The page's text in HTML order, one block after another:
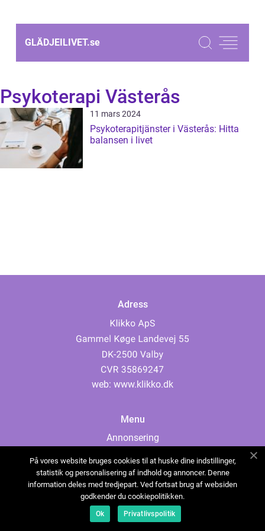
GLÄDJEILIVET.se
Psykoterapi Västerås
11 mars 2024
Psykoterapitjänster i Västerås: Hitta
balansen i livet
Adress
web: www.klikko.dk
Menu
Annonsering
Cookies
Kontakta oss
Sitemap
På vores website bruges cookies til at huske dine indstillinger,
statistik og personalisering af indhold og annoncer. Denne
information deles med tredjepart. Ved fortsat brug af websiden
godkender du cookiepolitikken.
Ok Privatlivspolitik